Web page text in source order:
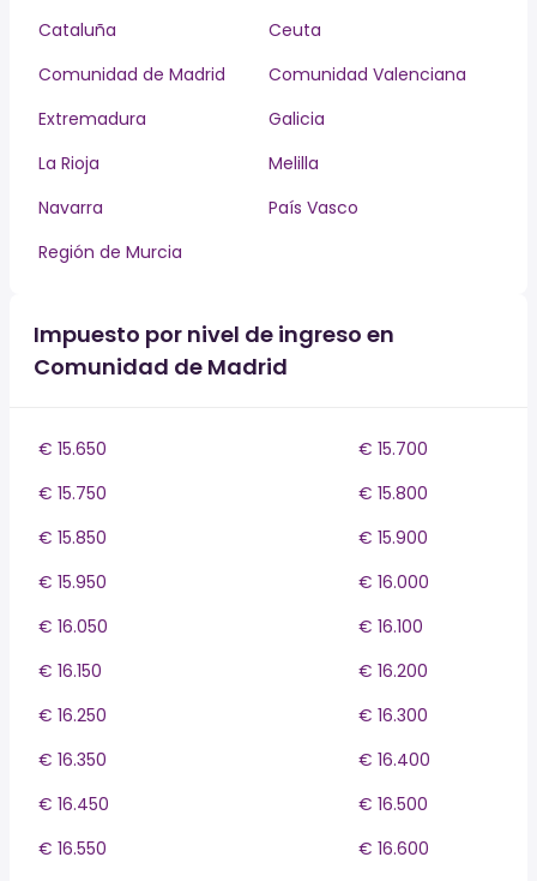
Cataluña
Ceuta
Comunidad de Madrid
Comunidad Valenciana
Extremadura
Galicia
La Rioja
Melilla
Navarra
País Vasco
Región de Murcia
Impuesto por nivel de ingreso en
Comunidad de Madrid
€ 15.650
€ 15.700
€ 15.750
€ 15.800
€ 15.850
€ 15.900
€ 15.950
€ 16.000
€ 16.050
€ 16.100
€ 16.150
€ 16.200
€ 16.250
€ 16.300
€ 16.350
€ 16.400
€ 16.450
€ 16.500
€ 16.550
€ 16.600